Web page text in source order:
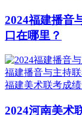
2024福建播音
口在哪里？
福建美术联考成
2024河南美术